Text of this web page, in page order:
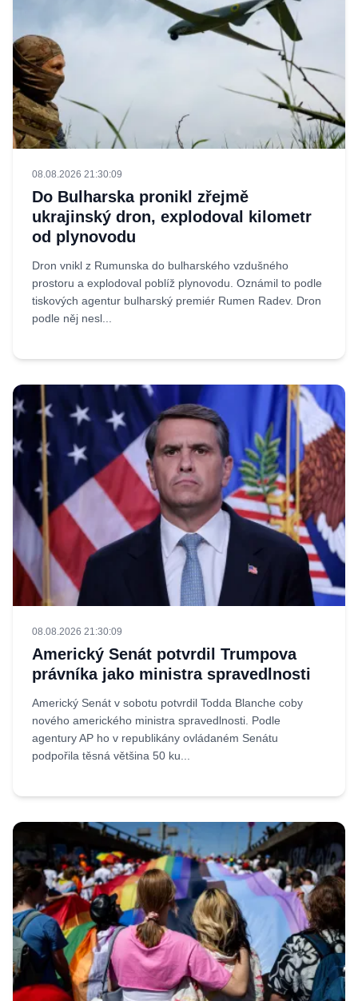
08.08.2026 21:30:09
Do Bulharska pronikl zřejmě
ukrajinský dron, explodoval kilometr
od plynovodu
Dron vnikl z Rumunska do bulharského vzdušného
prostoru a explodoval poblíž plynovodu. Oznámil to podle
tiskových agentur bulharský premiér Rumen Radev. Dron
podle něj nesl...
08.08.2026 21:30:09
Americký Senát potvrdil Trumpova
právníka jako ministra spravedlnosti
Americký Senát v sobotu potvrdil Todda Blanche coby
nového amerického ministra spravedlnosti. Podle
agentury AP ho v republikány ovládaném Senátu
podpořila těsná většina 50 ku...